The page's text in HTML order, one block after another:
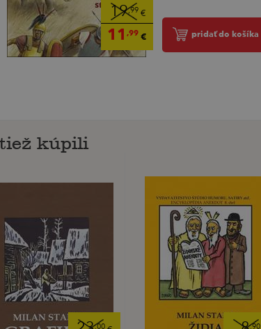
19,99 €
11 ,99€ pridať do košíka
kúpili
,00 ,90